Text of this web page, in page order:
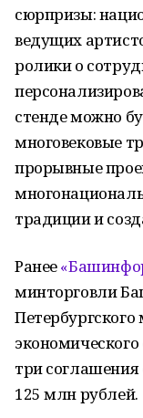
сюрпризы:
ведущих
ролики о
стенде можно
многовековые
прорывные
традиции и
Ранее
минторговли
три
125 млн рублей.